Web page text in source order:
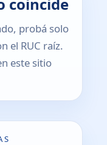
probá solo
el RUC raíz.
este sitio